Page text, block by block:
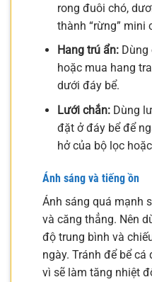
rong đuôi chó,
thành “rừng” mini
Hang trú ẩn:Dùng
hoặc mua hang
dưới đáy bể.
Lưới chắn:Dùng
đặt ở đáy bể để
hở của bộ lọc
Ánh sáng và tiếng ồn
Ánh sáng quá mạnh
và căng thẳng. Nên
độ trung bình và
ngày. Tránh để bể
vì sẽ làm tăng nhiệt